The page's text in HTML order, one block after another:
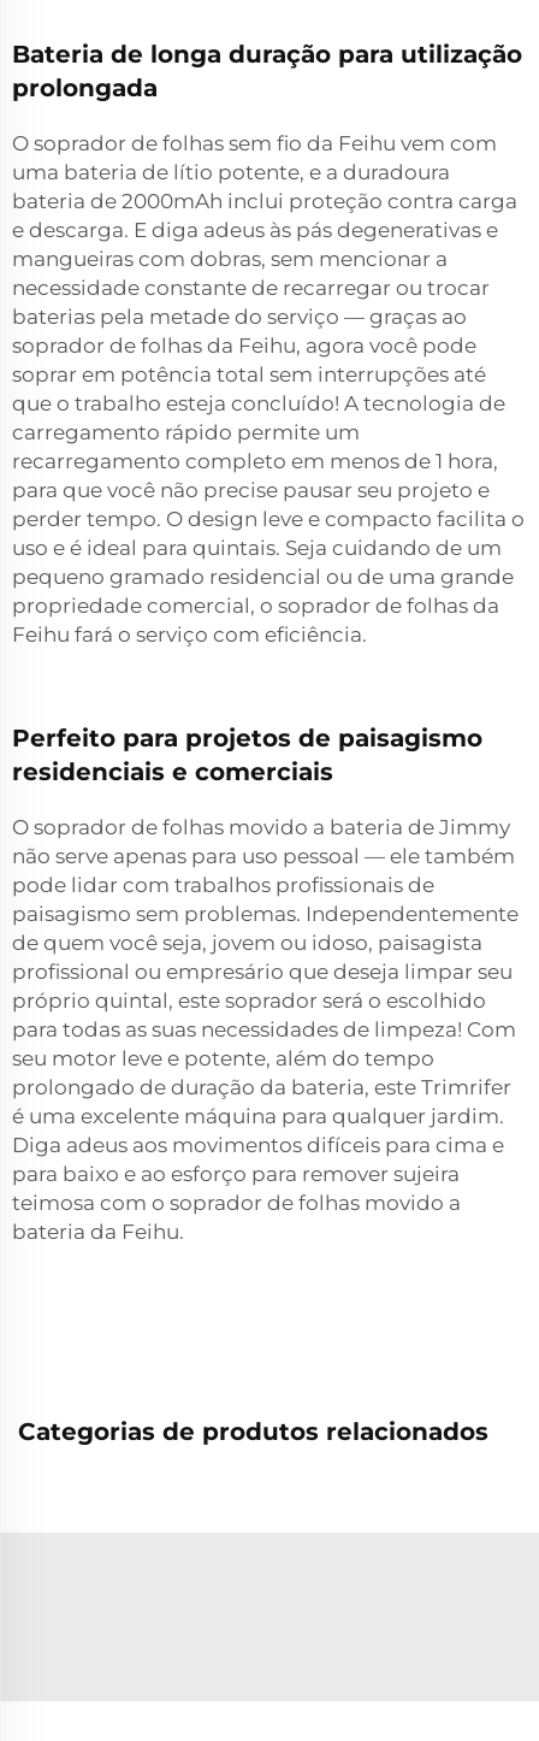
Bateria de longa duração para utilização
prolongada
O soprador de folhas sem fio da Feihu vem com
uma bateria de lítio potente, e a duradoura
bateria de 2000mAh inclui proteção contra carga
e descarga. E diga adeus às pás degenerativas e
mangueiras com dobras, sem mencionar a
necessidade constante de recarregar ou trocar
baterias pela metade do serviço — graças ao
soprador de folhas da Feihu, agora você pode
soprar em potência total sem interrupções até
que o trabalho esteja concluído! A tecnologia de
carregamento rápido permite um
recarregamento completo em menos de 1 hora,
para que você não precise pausar seu projeto e
perder tempo. O design leve e compacto facilita o
uso e é ideal para quintais. Seja cuidando de um
pequeno gramado residencial ou de uma grande
propriedade comercial, o soprador de folhas da
Feihu fará o serviço com eficiência.
Perfeito para projetos de paisagismo
residenciais e comerciais
O soprador de folhas movido a bateria de Jimmy
não serve apenas para uso pessoal — ele também
pode lidar com trabalhos profissionais de
paisagismo sem problemas. Independentemente
de quem você seja, jovem ou idoso, paisagista
profissional ou empresário que deseja limpar seu
próprio quintal, este soprador será o escolhido
para todas as suas necessidades de limpeza! Com
seu motor leve e potente, além do tempo
prolongado de duração da bateria, este Trimrifer
é uma excelente máquina para qualquer jardim.
Diga adeus aos movimentos difíceis para cima e
para baixo e ao esforço para remover sujeira
teimosa com o soprador de folhas movido a
bateria da Feihu.
Categorias de produtos relacionados